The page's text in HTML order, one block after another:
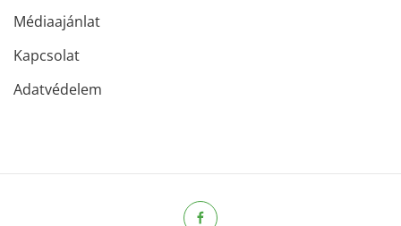
Médiaajánlat
Kapcsolat
Adatvédelem